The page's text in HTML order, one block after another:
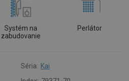
Systém na
zabudovanie
Perlátor
Séria: Kai